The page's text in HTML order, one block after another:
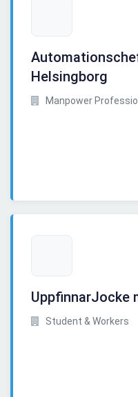
Helsingborg
Manpower
UppfinnarJocke
Student & Workers